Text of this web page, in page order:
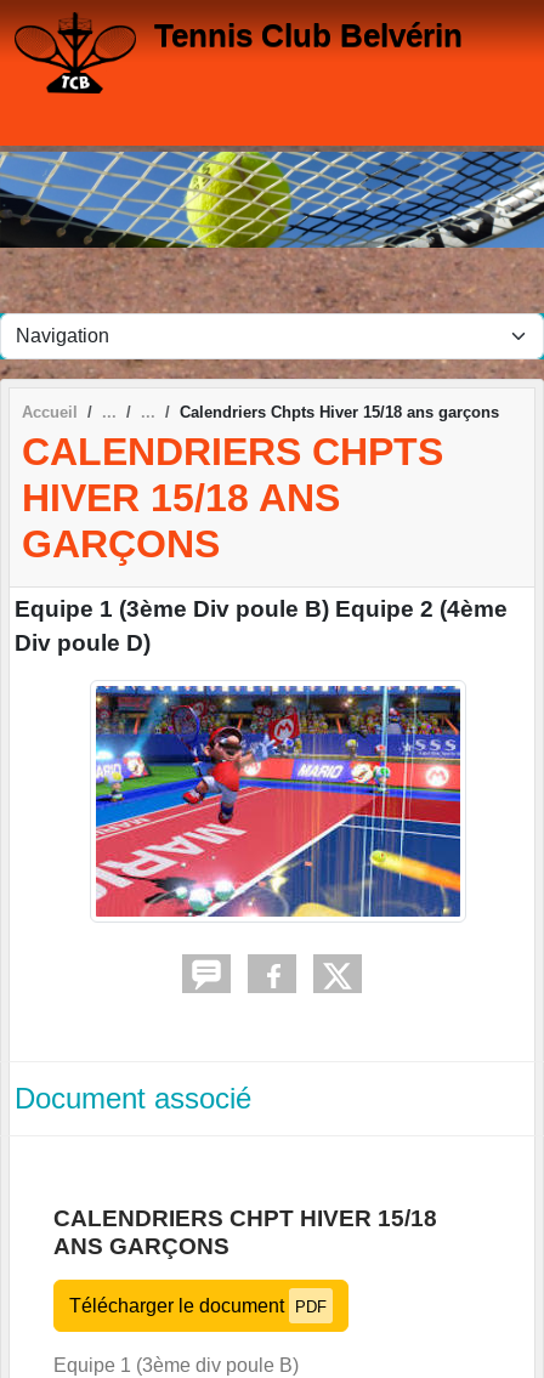
Tennis Club Belvérin
Accueil Calendriers Chpts Hiver 15/18 ans garçons
CALENDRIERS CHPTS
HIVER 15/18 ANS
GARÇONS
Equipe 1 (3ème Div poule B) Equipe 2 (4ème
Div poule D)
Document associé
CALENDRIERS CHPT HIVER 15/18
ANS GARÇONS
Télécharger le document PDF
Equipe 1 (3ème div poule B)
Panneau de gestion des cookies